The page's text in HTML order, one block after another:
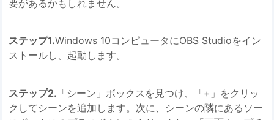
要があるかもしれません。
ステップ1.Windows 10コンピュータにOBS Studioをイン
ストールし、起動します。
ステップ2. 「シーン」ボックスを見つけ、「+」をクリッ
クしてシーンを追加します。次に、シーンの隣にあるソー